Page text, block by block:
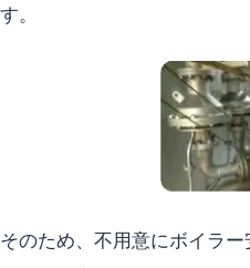
す。
そのため、不用意にボイラ